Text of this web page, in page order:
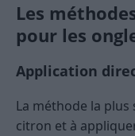
Les
pour les
Application
La méthode la
citron et à